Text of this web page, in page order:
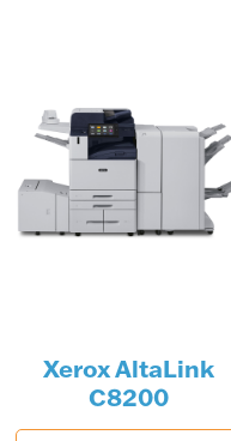
Xerox AltaLink
C8200